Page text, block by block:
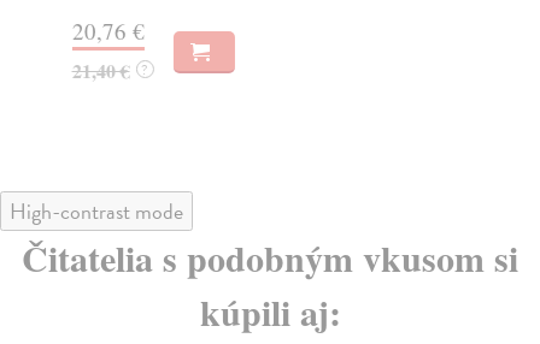
20,76 €
21,40 € ?
High-contrast mode
Čitatelia s podobným vkusom si
kúpili aj: